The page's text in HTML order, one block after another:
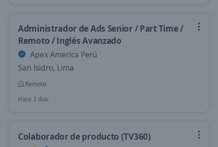
Administrador de Ads Senior / Part Time /
Remoto / Inglés Avanzado
Apex America Perú
San Isidro, Lima
Remoto
Hace 3 días
Colaborador de producto (TV360)